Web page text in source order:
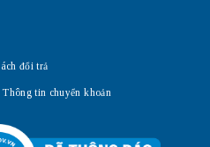
đổi trả
Thông tin chuyển khoản